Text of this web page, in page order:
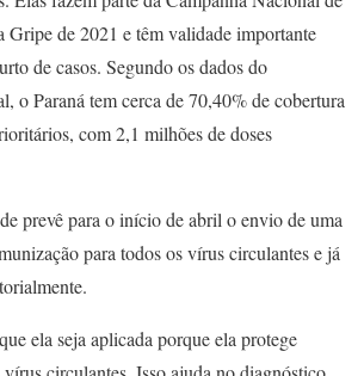
Gripe de 2021 e têm validade importante
de casos. Segundo os dados do
o Paraná tem cerca de 70,40% de cobertura
com 2,1 milhões de doses
prevê para o início de abril o envio de uma
para todos os vírus circulantes e já
ela seja aplicada porque ela protege